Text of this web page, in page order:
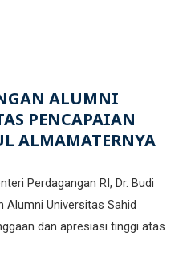
ALUMNI
PENCAPAIAN
ALMAMATERNYA
Perdagangan RI, Dr. Budi
Alumni Universitas Sahid
dan apresiasi tinggi atas